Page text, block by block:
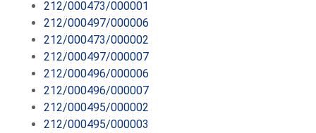
212/000473/000001
212/000497/000006
212/000473/000002
212/000497/000007
212/000496/000006
212/000496/000007
212/000495/000002
212/000495/000003